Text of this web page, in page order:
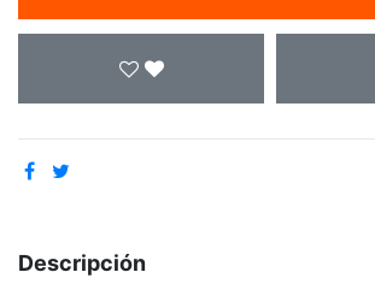
Descripción